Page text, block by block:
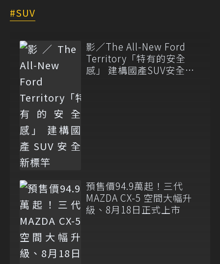
SUV
影／The All-New Ford
Territory「特有的安全
感」 建構國產SUV安全新
預售價94.9萬起！三代
MAZDA CX-5 空間大幅升
級、8月18日正式上市